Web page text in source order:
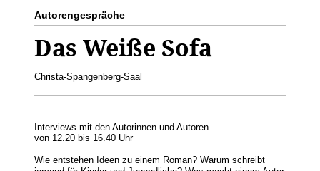
Autorengespräche
Das Weiße Sofa
Christa-Spangenberg-Saal
Interviews mit den Autorinnen und Autoren
von 12.20 bis 16.40 Uhr
Wie entstehen Ideen zu einem Roman? Warum schreibt